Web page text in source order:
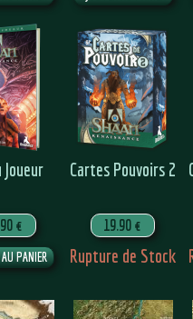
€
Cartes Pouvoirs 2
19.90 €
Rupture de Stock